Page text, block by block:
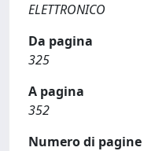
ELETTRONICO
Da pagina
325
A pagina
352
Numero di pagine